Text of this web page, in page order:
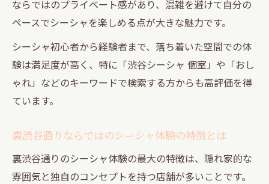
裏渋谷通りでシーシャを楽しむ至福のひと
落ち着いた空間で味わうシーシャの贅沢体
験
力
静寂な裏道で心地よいシーシャ時間を味わ
う
ならではのプライベート感があり、混雑を避けて自分の
ペースでシーシャを楽しめる点が大きな魅力です。
シーシャ初心者から経験者まで、落ち着いた空間での体
験は満足度が高く、特に「渋谷シーシャ 個室」や「おし
ゃれ」などのキーワードで検索する方からも高評価を得
ています。
裏渋谷通りならではのシーシャ体験の特徴とは
裏渋谷通りのシーシャ体験の最大の特徴は、隠れ家的な
雰囲気と独自のコンセプトを持つ店舗が多いことです。